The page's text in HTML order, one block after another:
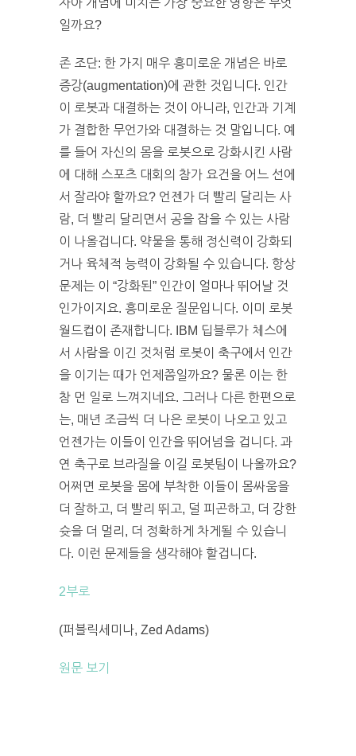
일까요?
존 조단: 한 가지 매우 흥미로운 개념은 바로
증강(augmentation)에 관한 것입니다. 인간
이 로봇과 대결하는 것이 아니라, 인간과 기계
가 결합한 무언가와 대결하는 것 말입니다. 예
를 들어 자신의 몸을 로봇으로 강화시킨 사람
에 대해 스포츠 대회의 참가 요건을 어느 선에
서 잘라야 할까요? 언젠가 더 빨리 달리는 사
람, 더 빨리 달리면서 공을 잡을 수 있는 사람
이 나올겁니다. 약물을 통해 정신력이 강화되
거나 육체적 능력이 강화될 수 있습니다. 항상
문제는 이 “강화된” 인간이 얼마나 뛰어날 것
인가이지요. 흥미로운 질문입니다. 이미 로봇
월드컵이 존재합니다. IBM 딥블루가 체스에
서 사람을 이긴 것처럼 로봇이 축구에서 인간
을 이기는 때가 언제쯤일까요? 물론 이는 한
참 먼 일로 느껴지네요. 그러나 다른 한편으로
는, 매년 조금씩 더 나은 로봇이 나오고 있고
언젠가는 이들이 인간을 뛰어넘을 겁니다. 과
연 축구로 브라질을 이길 로봇팀이 나올까요?
어쩌면 로봇을 몸에 부착한 이들이 몸싸움을
더 잘하고, 더 빨리 뛰고, 덜 피곤하고, 더 강한
슛을 더 멀리, 더 정확하게 차게될 수 있습니
다. 이런 문제들을 생각해야 할겁니다.
2부로
(퍼블릭세미나, Zed Adams)
원문 보기